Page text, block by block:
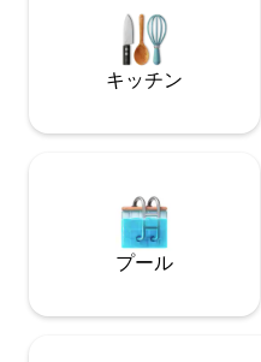
のためのキング／クイーン
心の奥底を癒やすための穏
あなたの休暇はここから始
キッチン
プール